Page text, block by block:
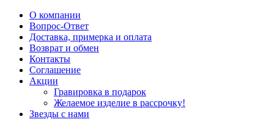
О компании
Вопрос-Ответ
Доставка, примерка и оплата
Возврат и обмен
Контакты
Соглашение
Акции
Гравировка в подарок
Желаемое изделие в рассрочку!
Звезды с нами